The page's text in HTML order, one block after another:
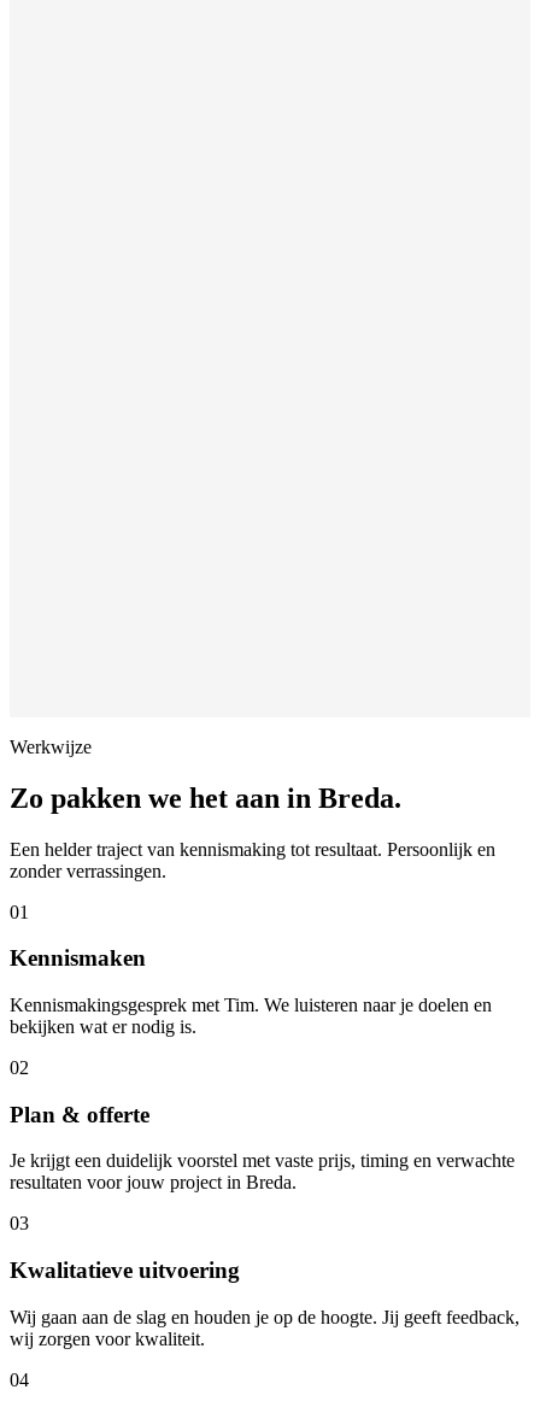
Werkwijze
Zo pakken we het aan in Breda.
Een helder traject van kennismaking tot resultaat. Persoonlijk en
zonder verrassingen.
01
Kennismaken
Kennismakingsgesprek met Tim. We luisteren naar je doelen en
bekijken wat er nodig is.
02
Plan & offerte
Je krijgt een duidelijk voorstel met vaste prijs, timing en verwachte
resultaten voor jouw project in Breda.
03
Kwalitatieve uitvoering
Wij gaan aan de slag en houden je op de hoogte. Jij geeft feedback,
wij zorgen voor kwaliteit.
04